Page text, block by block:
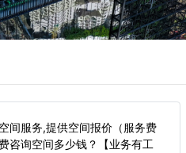
间服务,提供空间报价（服务费
咨询空间多少钱？【业务有工